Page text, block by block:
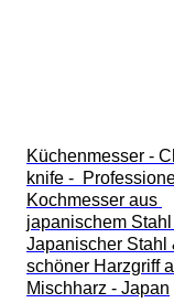
Küchenmesser -
knife -
Kochmesser aus
japanischem Stahl
Japanischer Stahl
schöner Harzgriff
Mischharz - Japan